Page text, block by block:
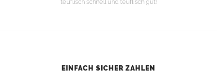
teuflisch schnell und teuflisch gut!
EINFACH SICHER ZAHLEN